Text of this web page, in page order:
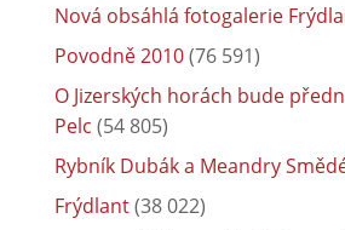
Nová obsáhlá fotogalerie
Povodně 2010(76 591)
O Jizerských horách bude
Pelc (54 805)
Rybník Dubák a Meandry
Frýdlant(38 022)